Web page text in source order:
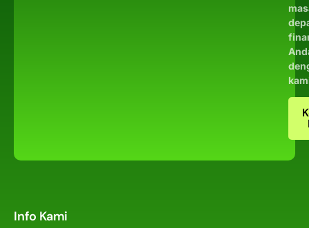
Info Kami